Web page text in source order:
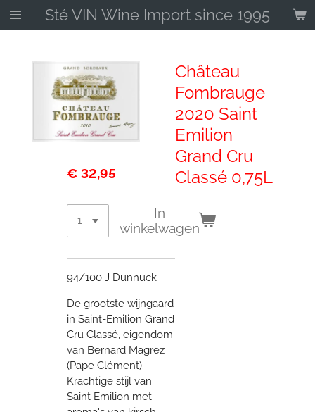
Ga
direct
hoofdinhoud
Sté VIN Wine Import since 1995
Château
Fombrauge
2020 Saint
Emilion
Grand Cru
Classé 0,75L
€ 32,95
In
winkelwagen
94/100 J Dunnuck
De grootste wijngaard
in Saint-Emilion Grand
Cru Classé, eigendom
van Bernard Magrez
(Pape Clément).
Krachtige stijl van
Saint Emilion met